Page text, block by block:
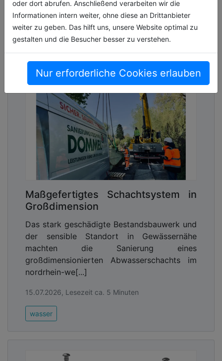
oder dort abrufen. Anschließend verarbeiten wir die
Informationen intern weiter, ohne diese an Drittanbieter
weiter zu geben. Das hilft uns, unsere Website optimal zu
gestalten und die Besucher besser zu verstehen.
Nur erforderliche Cookies erlauben
Maßgefertigtes Schachtsystem in
Großdimension
Das stark geschädigte Bestandsbauwerk und
der sensible Standort in Gewässernähe
machten die Sanierung eines
großdimensionierten Abwasserschachts im
nordrhein-we[...]
15.07.2026, Lesezeit ca. 5 Minuten
wasser